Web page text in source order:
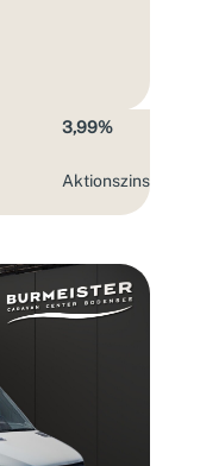
3,99%
Aktions­zins